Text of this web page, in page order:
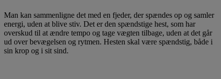
Man kan sammenligne det med en fjeder, der spændes op og samler
energi, uden at blive stiv. Det er den spændstige hest, som har
overskud til at ændre tempo og tage vægten tilbage, uden at det går
ud over bevægelsen og rytmen. Hesten skal være spændstig, både i
sin krop og i sit sind.